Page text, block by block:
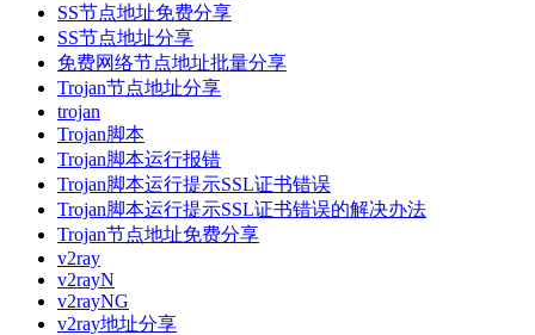
SS节点地址免费分享
SS节点地址分享
免费网络节点地址批量分享
Trojan节点地址分享
trojan
Trojan脚本
Trojan脚本运行报错
Trojan脚本运行提示SSL证书错误
Trojan脚本运行提示SSL证书错误的解决办法
Trojan节点地址免费分享
v2ray
v2rayN
v2rayNG
v2ray地址分享